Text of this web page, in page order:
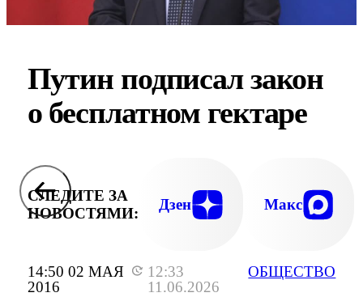
14:50 02 МАЯ
2016
12:33
11.06.2026
ОБЩЕСТВО
Путин подписал закон
о бесплатном гектаре
СЛЕДИТЕ ЗА
НОВОСТЯМИ:
Дзен Макс